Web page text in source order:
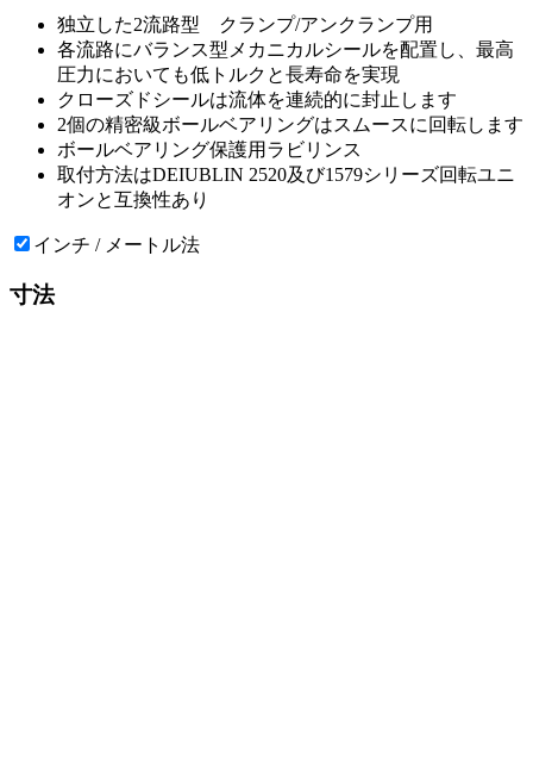
独立した2流路型 クランプ/アンクランプ用
各流路にバランス型メカニカルシールを配置し、最高
圧力においても低トルクと長寿命を実現
クローズドシールは流体を連続的に封止します
2個の精密級ボールベアリングはスムースに回転します
ボールベアリング保護用ラビリンス
取付方法はDEIUBLIN 2520及び1579シリーズ回転ユニ
オンと互換性あり
インチ / メートル法
寸法